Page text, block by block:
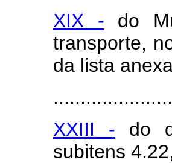
XIX - do
transporte,
da lista
XXIII -
do
subitens